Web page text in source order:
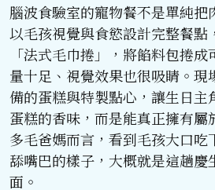
腦波食驗室的寵物餐不是單純把
以毛孩視覺與食慾設計完整餐點
「法式毛巾捲」，將餡料包捲
量十足、視覺效果也很吸睛。現
備的蛋糕與特製點心，讓生日主
蛋糕的香味，而是能真正擁有屬
多毛爸媽而言，看到毛孩大口吃
舔嘴巴的樣子，大概就是這趟慶
面。